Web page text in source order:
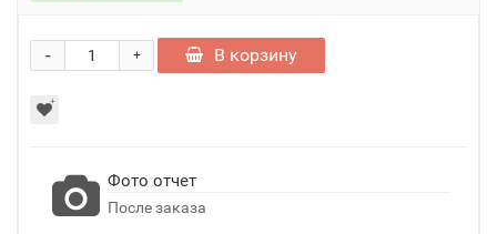
+
- В корзину
Фото отчет
После заказа